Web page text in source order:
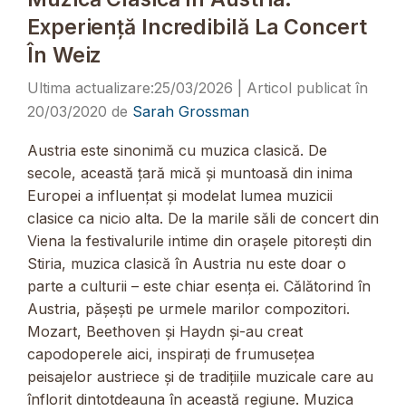
Experiență Incredibilă La Concert
În Weiz
25/03/2026
20/03/2020 de Sarah Grossman
Austria este sinonimă cu muzica clasică. De
secole, această țară mică și muntoasă din inima
Europei a influențat și modelat lumea muzicii
clasice ca nicio alta. De la marile săli de concert din
Viena la festivalurile intime din orașele pitorești din
Stiria, muzica clasică în Austria nu este doar o
parte a culturii – este chiar esența ei. Călătorind în
Austria, pășești pe urmele marilor compozitori.
Mozart, Beethoven și Haydn și-au creat
capodoperele aici, inspirați de frumusețea
peisajelor austriece și de tradițiile muzicale care au
înflorit dintotdeauna în această regiune. Muzica